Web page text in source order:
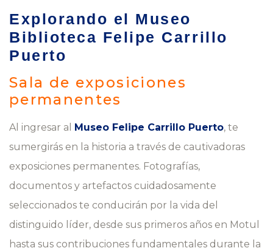
Explorando el Museo
Biblioteca Felipe Carrillo
Puerto
Sala de exposiciones
permanentes
Al ingresar al Museo Felipe Carrillo Puerto, te
sumergirás en la historia a través de cautivadoras
exposiciones permanentes. Fotografías,
documentos y artefactos cuidadosamente
seleccionados te conducirán por la vida del
distinguido líder, desde sus primeros años en Motul
hasta sus contribuciones fundamentales durante la